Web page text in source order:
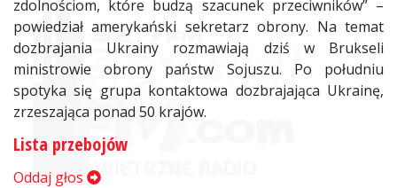
zdolnościom, które budzą szacunek przeciwników” –
powiedział amerykański sekretarz obrony. Na temat
dozbrajania Ukrainy rozmawiają dziś w Brukseli
ministrowie obrony państw Sojuszu. Po południu
spotyka się grupa kontaktowa dozbrajająca Ukrainę,
zrzeszająca ponad 50 krajów.
Lista przebojów
Oddaj głos